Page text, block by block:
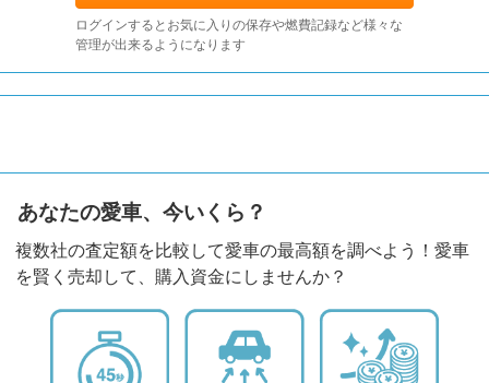
ログインするとお気に入りの保存や燃費記録など様々な
管理が出来るようになります
あなたの愛車、今いくら？
複数社の査定額を比較して愛車の最高額を調べよう！愛車
を賢く売却して、購入資金にしませんか？